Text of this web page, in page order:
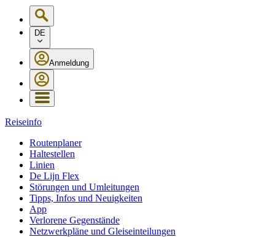
DE
Anmeldung
Reiseinfo
Routenplaner
Haltestellen
Linien
De Lijn Flex
Störungen und Umleitungen
Tipps, Infos und Neuigkeiten
App
Verlorene Gegenstände
Netzwerkpläne und Gleiseinteilungen